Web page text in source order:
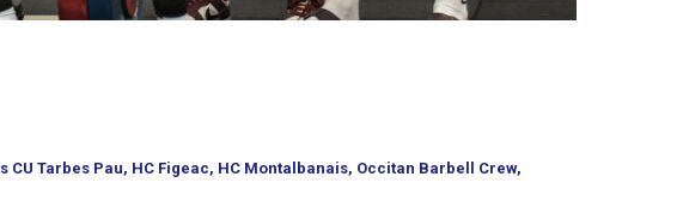
Tarbes Pau, HC Figeac, HC Montalbanais, Occitan Barbell Crew,